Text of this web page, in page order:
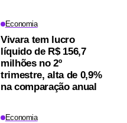
Economia
Vivara tem lucro
líquido de R$ 156,7
milhões no 2º
trimestre, alta de 0,9%
na comparação anual
Economia